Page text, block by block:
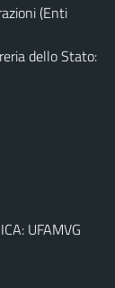
(Enti
dello Stato:
UFAMVG